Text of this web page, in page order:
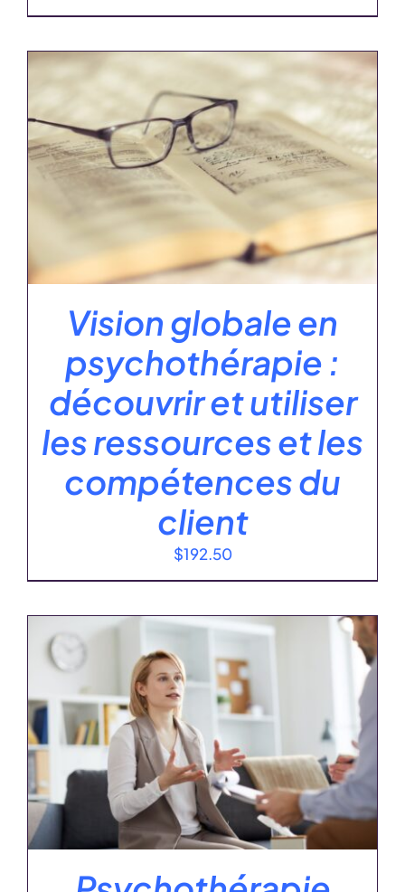
Vision globale en
psychothérapie :
découvrir et utiliser
les ressources et les
compétences du
client
$192.50